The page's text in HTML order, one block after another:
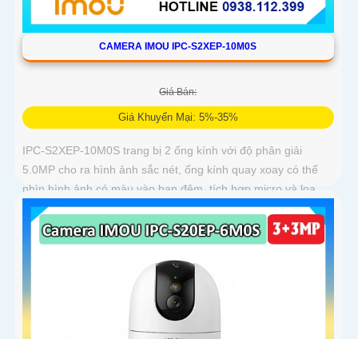
CAMERA IMOU IPC-S2XEP-10M0S
Giá Bán:
Giá Khuyến Mại: 5%-35%
IPC-S2XEP-10M0S trang bị 2 ống kính với độ phân giải
5.0MP cho ra hình ảnh sắc nét, ống kính quay xoay có thể
nhìn hình ảnh có màu vào ban đêm, tích hợp micro và loa
giúp đàm thoại 2 chiều, trang bị cổng LAN cắm mạng trực
tiếp nâng cao độ ổn định